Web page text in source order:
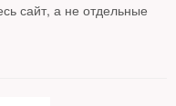
сайт, а не отдельные